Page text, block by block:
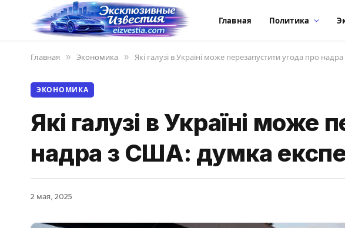
Главная Политика
Главная » Экономика » Які галузі в Україні може перезапустити угода про
ЭКОНОМИКА
Які галузі в Україні може
надра з США: думка
2 мая, 2025